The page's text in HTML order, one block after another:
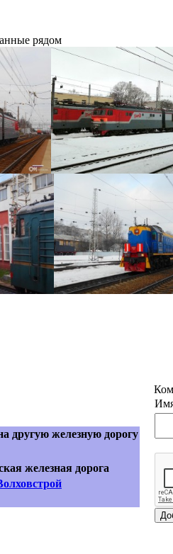
рядом
другую железную дорогу
железная дорога